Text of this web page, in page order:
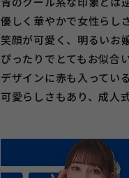
優しく華やかで女性らし
笑顔が可愛く、明るいお
ぴったりでとてもお似合
デザインに赤も入ってい
可愛らしさもあり、成